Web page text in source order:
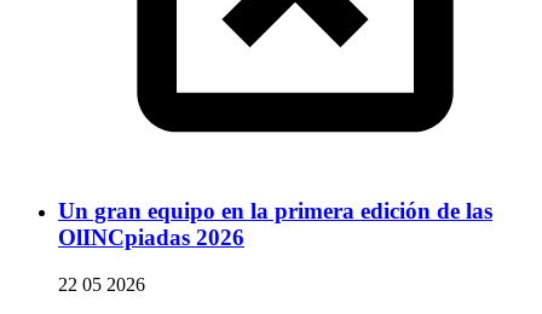
Un gran equipo en la primera edición de las
OlINCpiadas 2026
22 05 2026